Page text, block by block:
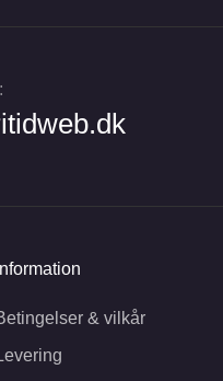
Information
& vilkår